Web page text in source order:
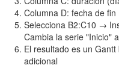
Columna D: fecha de fin
Selecciona B2:C10 →
Cambia la serie "Inicio"
El resultado es un
adicional